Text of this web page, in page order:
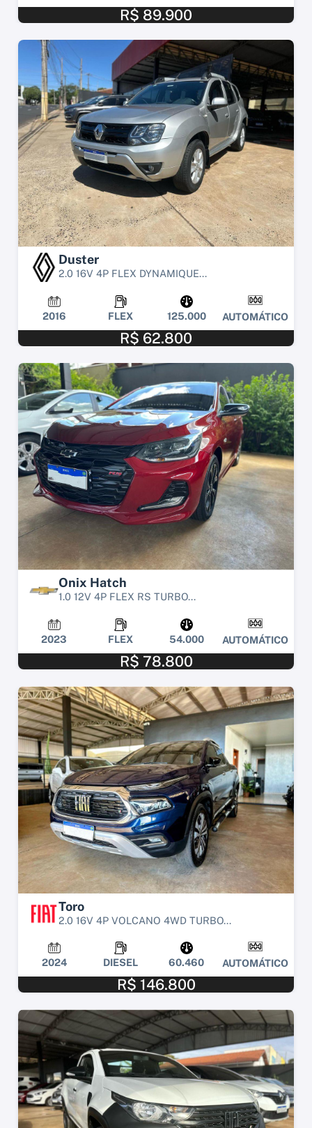
R$ 89.900
Duster
2.0 16V 4P FLEX DYNAMIQUE...
2016 FLEX 125.000 AUTOMÁTICO
R$ 62.800
Onix Hatch
1.0 12V 4P FLEX RS TURBO...
2023 FLEX 54.000 AUTOMÁTICO
R$ 78.800
Toro
2.0 16V 4P VOLCANO 4WD TURBO...
2024 DIESEL 60.460 AUTOMÁTICO
R$ 146.800